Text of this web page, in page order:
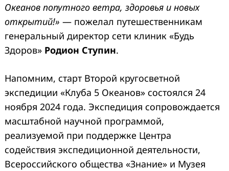
Океанов попутного ветра, здоровья и новых
открытий!» — пожелал путешественникам
генеральный директор сети клиник «Будь
Здоров» Родион Ступин.
Напомним, старт Второй кругосветной
экспедиции «Клуба 5 Океанов» состоялся 24
ноября 2024 года. Экспедиция сопровождается
масштабной научной программой,
реализуемой при поддержке Центра
содействия экспедиционной деятельности,
Всероссийского общества «Знание» и Музея